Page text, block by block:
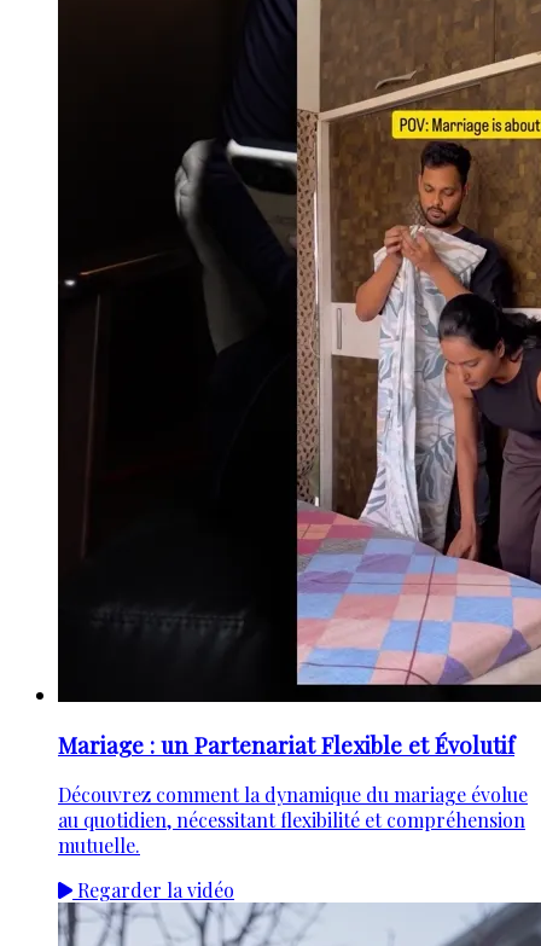
Mariage : un Partenariat Flexible et Évolutif
Découvrez comment la dynamique du mariage évolue
au quotidien, nécessitant flexibilité et compréhension
mutuelle.
Regarder la vidéo